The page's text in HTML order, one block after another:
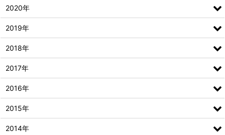
2020年
2019年
2018年
2017年
2016年
2015年
2014年